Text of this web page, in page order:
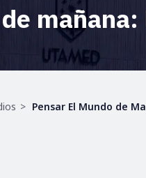
Pensar El Mundo de